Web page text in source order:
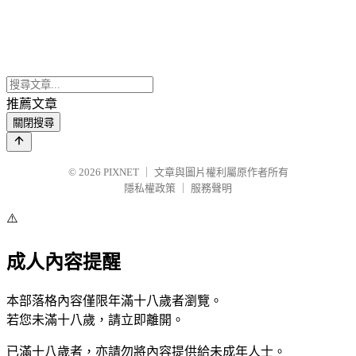
推薦文章
關閉搜尋
© 2026 PIXNET
文章與圖片權利屬原作者所有
隱私權政策
服務聲明
⚠️
成人內容提醒
本部落格內容僅限年滿十八歲者瀏覽。
若您未滿十八歲，請立即離開。
已滿十八歲者，亦請勿將內容提供給未成年人士。